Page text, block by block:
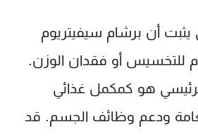
يثبت أن برشام سيفيتريوم
للتخسيس أو فقدان الوزن.
هو كمكمل غذائي
ودعم وظائف الجسم. قد